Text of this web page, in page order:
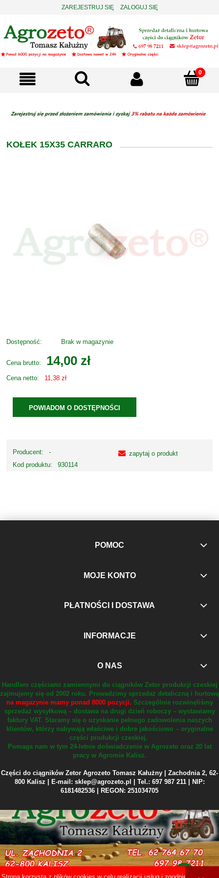
ZAREJESTRUJ SIĘ ZALOGUJ SIĘ
KOŁEK 15X35 CARRARO
Dostępność: Brak w magazynie
Cena brutto: 14,00 zł
Cena netto: 11,38 zł
POWIADOM O DOSTĘPNOŚCI
Producent:
-
Kod produktu:
930114
zapytaj o produkt
POMOC
MOJE KONTO
PŁATNOŚCI I DOSTAWA
INFORMACJE
O NAS
Handlem częściami zamiennymi do ciągników Zetor produkcji czeskiej
zajmujemy się od 2002 roku. Prowadzimy sprzedaż detaliczną i hurtową
na magazynie mamy ponad 8000 pozycji. Szczególnie rozwinęliśmy
sprzedaż wysyłkową – dostawa na drugi dzień roboczy – wystawiamy
faktury VAT. Staramy się o uzyskanie pełnego zadowolenia naszych
klientów, którzy nabywają właściwe i dobre jakościowo – oryginalne
części produkcji czeskiej.
Pomaga nam w tym 24-letnie doświadczenie w Agrozeto oraz 20 lat
pracy w Agromie Kalisz.
Części do ciągników Zetor Agrozeto Tomasz Kałużny | Zachodnia 2, 62-
800 Kalisz | E-mail: sklep@agrozeto.pl | Tel.: 697 987 211 | NIP:
6181482536 | REGON: 251034705